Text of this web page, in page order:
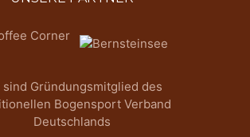
sind Gründungsmitglied des
Bogensport Verband
Deutschlands